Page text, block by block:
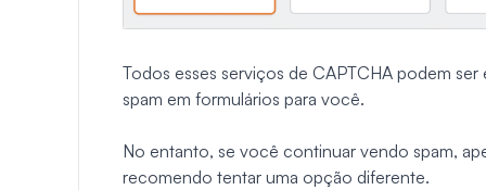
Todos esses serviços de CAPTCHA podem
spam em formulários para você.
No entanto, se você continuar vendo spam,
recomendo tentar uma opção diferente.